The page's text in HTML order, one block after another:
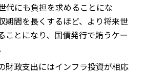
代にも負担を求めることにな
期間を長くするほど、より将来世
ことになり、国債発行で賄うケー
財政支出にはインフラ投資が相応